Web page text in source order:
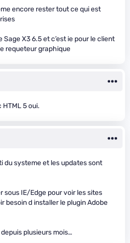
encore rester tout ce qui est
X3 6.5 et c’est ie pour le client
requeteur graphique
5 oui.
du systeme et les updates sont
sous IE/Edge pour voir les sites
besoin d installer le plugin Adobe
plusieurs mois…